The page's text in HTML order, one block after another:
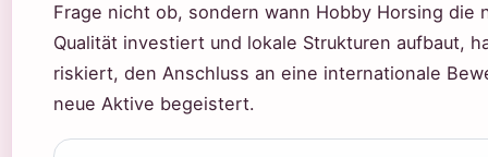
Frage nicht ob, sondern wann Hobby Horsing die
Qualität investiert und lokale Strukturen aufbaut,
riskiert, den Anschluss an eine internationale
neue Aktive begeistert.